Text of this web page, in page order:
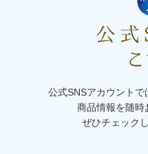
公式SNSアカウントで
商品情報を随時
ぜひチェック